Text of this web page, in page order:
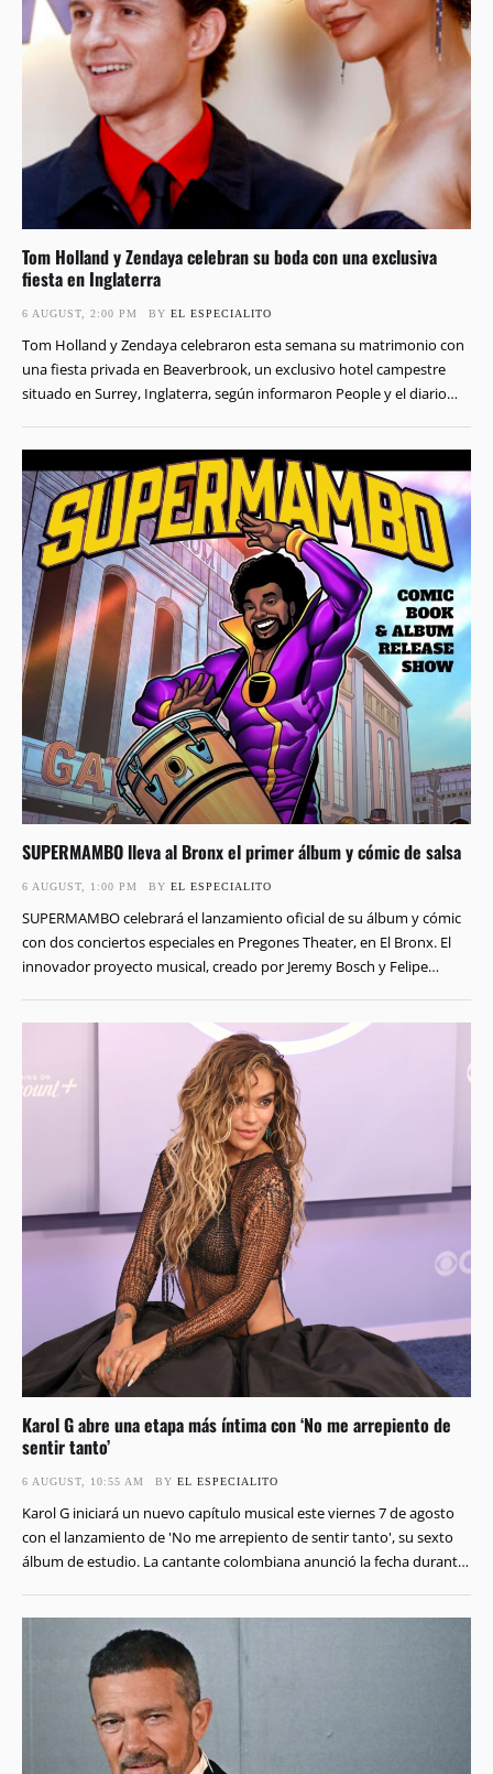
Tom Holland y Zendaya celebran su boda con una exclusiva
fiesta en Inglaterra
6 AUGUST, 2:00 PM BY EL ESPECIALITO
Tom Holland y Zendaya celebraron esta semana su matrimonio con
una fiesta privada en Beaverbrook, un exclusivo hotel campestre
situado en Surrey, Inglaterra, según informaron People y el diario
mantenida fuera del foco público. …
SUPERMAMBO lleva al Bronx el primer álbum y cómic de salsa
6 AUGUST, 1:00 PM BY EL ESPECIALITO
SUPERMAMBO celebrará el lanzamiento oficial de su álbum y cómic
con dos conciertos especiales en Pregones Theater, en El Bronx. El
innovador proyecto musical, creado por Jeremy Bosch y Felipe
Karol G abre una etapa más íntima con ‘No me arrepiento de
sentir tanto’
6 AUGUST, 10:55 AM BY EL ESPECIALITO
Karol G iniciará un nuevo capítulo musical este viernes 7 de agosto
con el lanzamiento de 'No me arrepiento de sentir tanto', su sexto
álbum de estudio. La cantante colombiana anunció la fecha durante